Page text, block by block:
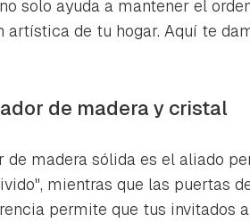
solo ayuda a mantener el
artística de tu hogar. Aquí te
de madera y cristal
de madera sólida es el aliado
mientras que las puertas
permite que tus invitados